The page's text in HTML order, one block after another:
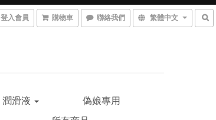
登入會員 購物車 聯絡我們 繁體中文
潤滑液 偽娘專用